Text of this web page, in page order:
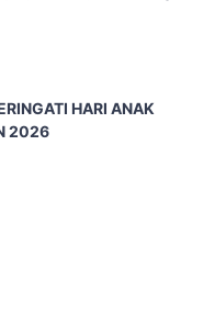
HARI ANAK
2026